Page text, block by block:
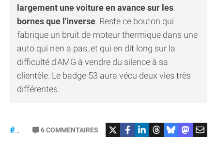
largement une voiture en avance sur les
bornes que l'inverse. Reste ce bouton qui
fabrique un bruit de moteur thermique dans une
auto qui n'en a pas, et qui en dit long sur la
difficulté d'AMG à vendre du silence à sa
clientèle. Le badge 53 aura vécu deux vies très
différentes.
#Mercedes
6COMMENTAIRES